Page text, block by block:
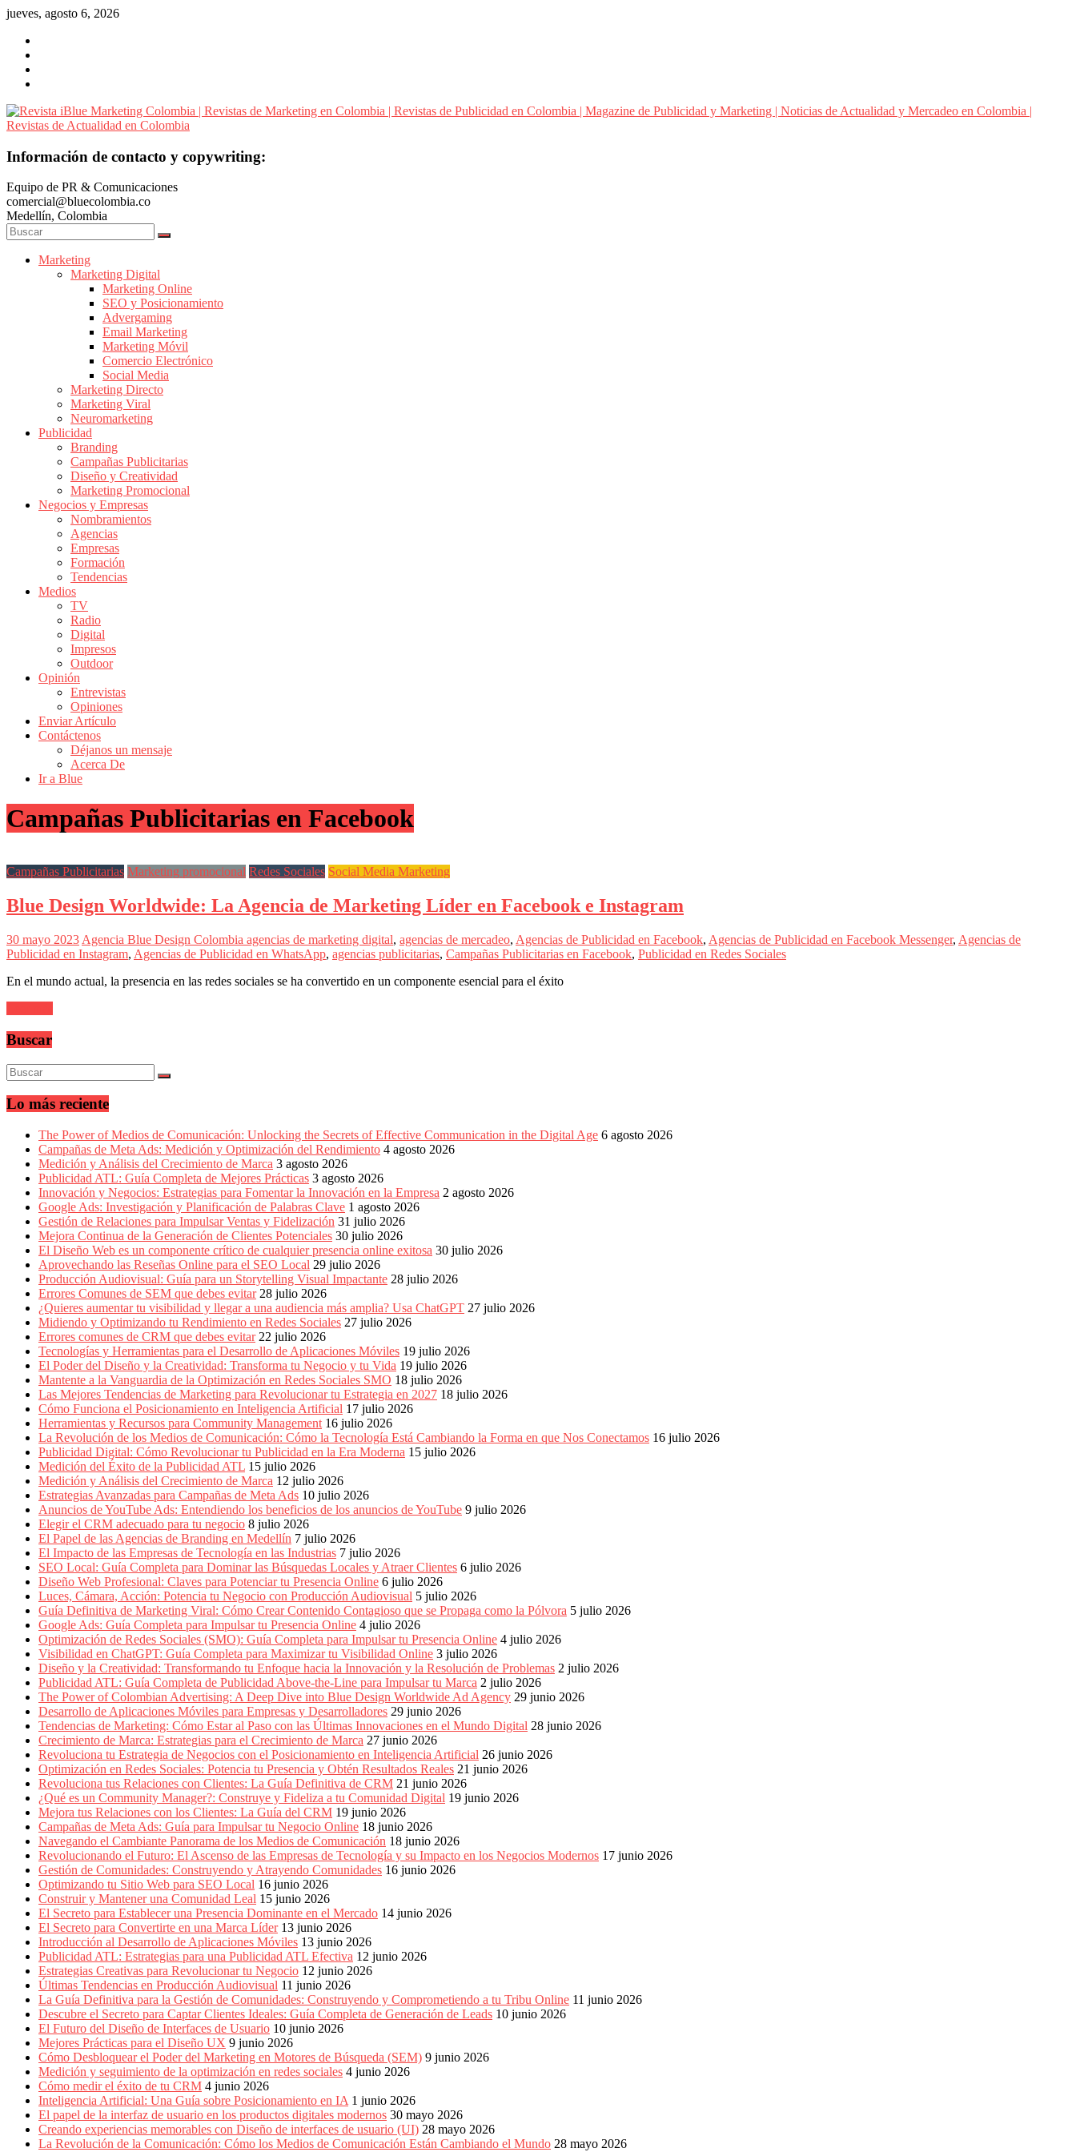
Saltar
contenido
jueves, agosto 6, 2026
Revista
Marketing
Colombia
|
Revistas
Marketing
Publicidad
Colombia
Magazine
Publicidad
Marketing
Noticias
Actualidad
Mercadeo
Colombia
Revistas
Actualidad
Colombia
Revista
iBlue
Marketing
de
Mercadeo
y
Medios
de
la
Agencia
Blue
Design
Colombia
y
sus
filiales
en
Latina
Una
mirada
estratégica
versátil
Marketing
LATAM
Bitácora
social
Mercadeo
Interactivo,
Medios,
Publicidad,
Marketing,
Campañas
Publicitarias,
Agencias,
Empresas,
Negocios,
Tendencias,
Trendings,
Dinero,
Economía,
Diseño
Web,
Móviles,
Estrategias
Digitales,
Estrategias
Publicitarias,
Alianzas,
Clientes,
Innovación,
Tecnología,
Noticias,
Artículos,
Gente,
Contenidos
Calidad,
Eventos
Marketing,
Mercadotecnia,
Eventos
Publicitarios,
Colecciónes,
Marcas,
Insigns,
Radio,
Creatividad,
SEO,
SEM,
Free
Press,
RRPP,
Spots,
Comerciales,
Periodismo,
Revistas,
Magazines
ATL,
BTL,
Periódicos
Información de contacto y copywriting:
Equipo de PR & Comunicaciones
comercial@bluecolombia.co
Medellín, Colombia
Marketing
Marketing Digital
Marketing Online
SEO y Posicionamiento
Advergaming
Email Marketing
Marketing Móvil
Comercio Electrónico
Social Media
Marketing Directo
Marketing Viral
Neuromarketing
Publicidad
Branding
Campañas Publicitarias
Diseño y Creatividad
Marketing Promocional
Negocios y Empresas
Nombramientos
Agencias
Empresas
Formación
Tendencias
Medios
TV
Radio
Digital
Impresos
Outdoor
Opinión
Entrevistas
Opiniones
Enviar Artículo
Contáctenos
Déjanos un mensaje
Acerca De
Ir a Blue
Campañas Publicitarias en Facebook
Campañas Publicitarias Marketing promocional Redes Sociales Social Media Marketing
Blue Design Worldwide: La Agencia de Marketing Líder en Facebook e Instagram
30 mayo 2023 Agencia Blue Design Colombia agencias de marketing digital, agencias de mercadeo, Agencias de Publicidad en Facebook, Agencias de Publicidad en Facebook Messenger, Agencias de
Publicidad en Instagram, Agencias de Publicidad en WhatsApp, agencias publicitarias, Campañas Publicitarias en Facebook, Publicidad en Redes Sociales
En el mundo actual, la presencia en las redes sociales se ha convertido en un componente esencial para el éxito
Buscar
Lo más reciente
The Power of Medios de Comunicación: Unlocking the Secrets of Effective Communication in the Digital Age 6 agosto 2026
Campañas de Meta Ads: Medición y Optimización del Rendimiento 4 agosto 2026
Medición y Análisis del Crecimiento de Marca 3 agosto 2026
Publicidad ATL: Guía Completa de Mejores Prácticas 3 agosto 2026
Innovación y Negocios: Estrategias para Fomentar la Innovación en la Empresa 2 agosto 2026
Google Ads: Investigación y Planificación de Palabras Clave 1 agosto 2026
Gestión de Relaciones para Impulsar Ventas y Fidelización 31 julio 2026
Mejora Continua de la Generación de Clientes Potenciales 30 julio 2026
El Diseño Web es un componente crítico de cualquier presencia online exitosa 30 julio 2026
Aprovechando las Reseñas Online para el SEO Local 29 julio 2026
Producción Audiovisual: Guía para un Storytelling Visual Impactante 28 julio 2026
Errores Comunes de SEM que debes evitar 28 julio 2026
¿Quieres aumentar tu visibilidad y llegar a una audiencia más amplia? Usa ChatGPT 27 julio 2026
Midiendo y Optimizando tu Rendimiento en Redes Sociales 27 julio 2026
Errores comunes de CRM que debes evitar 22 julio 2026
Tecnologías y Herramientas para el Desarrollo de Aplicaciones Móviles 19 julio 2026
El Poder del Diseño y la Creatividad: Transforma tu Negocio y tu Vida 19 julio 2026
Mantente a la Vanguardia de la Optimización en Redes Sociales SMO 18 julio 2026
Las Mejores Tendencias de Marketing para Revolucionar tu Estrategia en 2027 18 julio 2026
Cómo Funciona el Posicionamiento en Inteligencia Artificial 17 julio 2026
Herramientas y Recursos para Community Management 16 julio 2026
La Revolución de los Medios de Comunicación: Cómo la Tecnología Está Cambiando la Forma en que Nos Conectamos 16 julio 2026
Publicidad Digital: Cómo Revolucionar tu Publicidad en la Era Moderna 15 julio 2026
Medición del Éxito de la Publicidad ATL 15 julio 2026
Medición y Análisis del Crecimiento de Marca 12 julio 2026
Estrategias Avanzadas para Campañas de Meta Ads 10 julio 2026
Anuncios de YouTube Ads: Entendiendo los beneficios de los anuncios de YouTube 9 julio 2026
Elegir el CRM adecuado para tu negocio 8 julio 2026
El Papel de las Agencias de Branding en Medellín 7 julio 2026
El Impacto de las Empresas de Tecnología en las Industrias 7 julio 2026
SEO Local: Guía Completa para Dominar las Búsquedas Locales y Atraer Clientes 6 julio 2026
Diseño Web Profesional: Claves para Potenciar tu Presencia Online 6 julio 2026
Luces, Cámara, Acción: Potencia tu Negocio con Producción Audiovisual 5 julio 2026
Guía Definitiva de Marketing Viral: Cómo Crear Contenido Contagioso que se Propaga como la Pólvora 5 julio 2026
Google Ads: Guía Completa para Impulsar tu Presencia Online 4 julio 2026
Optimización de Redes Sociales (SMO): Guía Completa para Impulsar tu Presencia Online 4 julio 2026
Visibilidad en ChatGPT: Guía Completa para Maximizar tu Visibilidad Online 3 julio 2026
Diseño y la Creatividad: Transformando tu Enfoque hacia la Innovación y la Resolución de Problemas 2 julio 2026
Publicidad ATL: Guía Completa de Publicidad Above-the-Line para Impulsar tu Marca 2 julio 2026
The Power of Colombian Advertising: A Deep Dive into Blue Design Worldwide Ad Agency 29 junio 2026
Desarrollo de Aplicaciones Móviles para Empresas y Desarrolladores 29 junio 2026
Tendencias de Marketing: Cómo Estar al Paso con las Últimas Innovaciones en el Mundo Digital 28 junio 2026
Crecimiento de Marca: Estrategias para el Crecimiento de Marca 27 junio 2026
Revoluciona tu Estrategia de Negocios con el Posicionamiento en Inteligencia Artificial 26 junio 2026
Optimización en Redes Sociales: Potencia tu Presencia y Obtén Resultados Reales 21 junio 2026
Revoluciona tus Relaciones con Clientes: La Guía Definitiva de CRM 21 junio 2026
¿Qué es un Community Manager?: Construye y Fideliza a tu Comunidad Digital 19 junio 2026
Mejora tus Relaciones con los Clientes: La Guía del CRM 19 junio 2026
Campañas de Meta Ads: Guía para Impulsar tu Negocio Online 18 junio 2026
Navegando el Cambiante Panorama de los Medios de Comunicación 18 junio 2026
Revolucionando el Futuro: El Ascenso de las Empresas de Tecnología y su Impacto en los Negocios Modernos 17 junio 2026
Gestión de Comunidades: Construyendo y Atrayendo Comunidades 16 junio 2026
Optimizando tu Sitio Web para SEO Local 16 junio 2026
Construir y Mantener una Comunidad Leal 15 junio 2026
El Secreto para Establecer una Presencia Dominante en el Mercado 14 junio 2026
El Secreto para Convertirte en una Marca Líder 13 junio 2026
Introducción al Desarrollo de Aplicaciones Móviles 13 junio 2026
Publicidad ATL: Estrategias para una Publicidad ATL Efectiva 12 junio 2026
Estrategias Creativas para Revolucionar tu Negocio 12 junio 2026
Últimas Tendencias en Producción Audiovisual 11 junio 2026
La Guía Definitiva para la Gestión de Comunidades: Construyendo y Comprometiendo a tu Tribu Online 11 junio 2026
Descubre el Secreto para Captar Clientes Ideales: Guía Completa de Generación de Leads 10 junio 2026
El Futuro del Diseño de Interfaces de Usuario 10 junio 2026
Mejores Prácticas para el Diseño UX 9 junio 2026
Cómo Desbloquear el Poder del Marketing en Motores de Búsqueda (SEM) 9 junio 2026
Medición y seguimiento de la optimización en redes sociales 4 junio 2026
Cómo medir el éxito de tu CRM 4 junio 2026
Inteligencia Artificial: Una Guía sobre Posicionamiento en IA 1 junio 2026
El papel de la interfaz de usuario en los productos digitales modernos 30 mayo 2026
Creando experiencias memorables con Diseño de interfaces de usuario (UI) 28 mayo 2026
La Revolución de la Comunicación: Cómo los Medios de Comunicación Están Cambiando el Mundo 28 mayo 2026